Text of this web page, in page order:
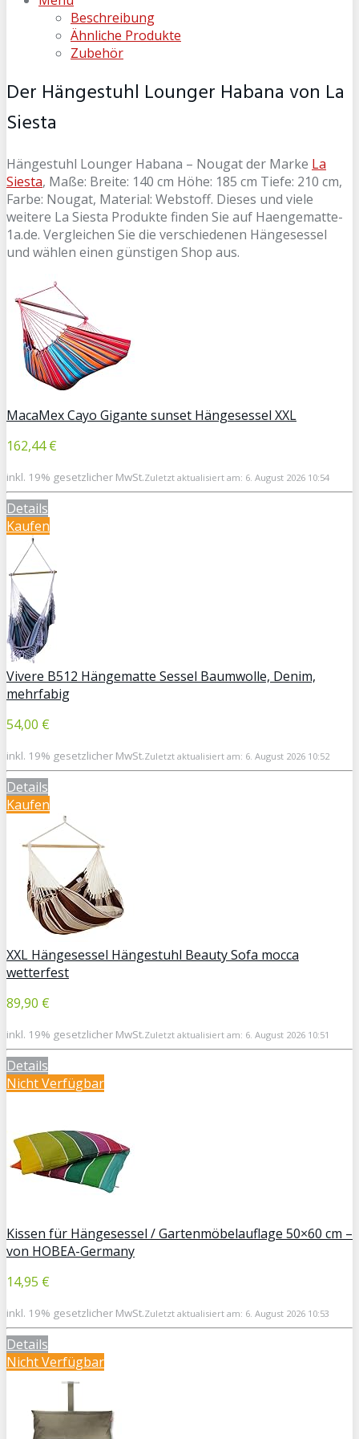
Beschreibung
Ähnliche Produkte
Zubehör
Der Hängestuhl Lounger Habana von La
Siesta
Hängestuhl Lounger Habana – Nougat der Marke La
Siesta, Maße: Breite: 140 cm Höhe: 185 cm Tiefe: 210 cm,
Farbe: Nougat, Material: Webstoff. Dieses und viele
weitere La Siesta Produkte finden Sie auf Haengematte-
1a.de. Vergleichen Sie die verschiedenen Hängesessel
und wählen einen günstigen Shop aus.
MacaMex Cayo Gigante sunset Hängesessel XXL
162,44 €
inkl. 19% gesetzlicher MwSt.Zuletzt aktualisiert am: 6. August 2026 10:54
Details
Kaufen
Vivere B512 Hängematte Sessel Baumwolle, Denim,
mehrfabig
54,00 €
inkl. 19% gesetzlicher MwSt.Zuletzt aktualisiert am: 6. August 2026 10:52
Details
Kaufen
XXL Hängesessel Hängestuhl Beauty Sofa mocca
wetterfest
89,90 €
inkl. 19% gesetzlicher MwSt.Zuletzt aktualisiert am: 6. August 2026 10:51
Details
Nicht Verfügbar
Kissen für Hängesessel / Gartenmöbelauflage 50×60 cm –
von HOBEA-Germany
14,95 €
inkl. 19% gesetzlicher MwSt.Zuletzt aktualisiert am: 6. August 2026 10:53
Details
Nicht Verfügbar